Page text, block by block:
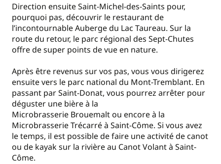
Direction ensuite Saint-Michel-des-Saints pour,
pourquoi pas, découvrir le restaurant de
l’incontournable Auberge du Lac Taureau. Sur la
route du retour, le parc régional des Sept-Chutes
offre de super points de vue en nature.
Après être revenus sur vos pas, vous vous dirigerez
ensuite vers le parc national du Mont-Tremblant. En
passant par Saint-Donat, vous pourrez arrêter pour
déguster une bière à la
Microbrasserie Brouemalt ou encore à la
Microbrasserie Trécarré à Saint-Côme. Si vous avez
le temps, il est possible de faire une activité de canot
ou de kayak sur la rivière au Canot Volant à Saint-
Côme.